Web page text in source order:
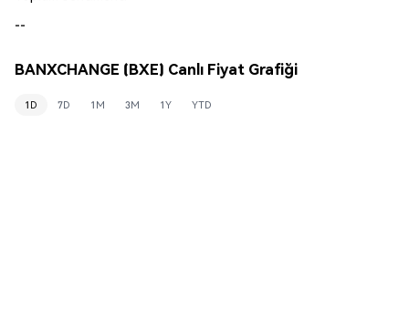
--
BANXCHANGE (BXE) Canlı Fiyat Grafiği
1D 7D 1M 3M 1Y YTD